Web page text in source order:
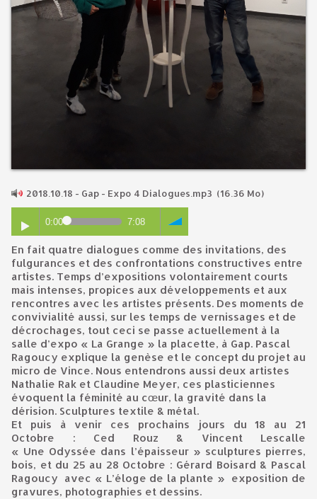
2018.10.18 - Gap - Expo 4 Dialogues.mp3 (16.36 Mo)
0:00 7:08
En fait quatre dialogues comme des invitations, des
fulgurances et des confrontations constructives entre
artistes. Temps d’expositions volontairement courts
mais intenses, propices aux développements et aux
rencontres avec les artistes présents. Des moments de
convivialité aussi, sur les temps de vernissages et de
décrochages, tout ceci se passe actuellement à la
salle d’expo « La Grange » la placette, à Gap. Pascal
Ragoucy explique la genèse et le concept du projet au
micro de Vince. Nous entendrons aussi deux artistes
Nathalie Rak et Claudine Meyer, ces plasticiennes
évoquent la féminité au cœur, la gravité dans la
dérision. Sculptures textile & métal.
Et puis à venir ces prochains jours du 18 au 21
Octobre : Ced Rouz & Vincent Lescalle
« Une Odyssée dans l’épaisseur » sculptures pierres,
bois, et du 25 au 28 Octobre : Gérard Boisard & Pascal
Ragoucy avec « L’éloge de la plante » exposition de
gravures, photographies et dessins.